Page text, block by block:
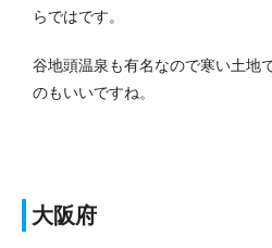
らではです。
谷地頭温泉も有名なので寒い土地
のもいいですね。
大阪府